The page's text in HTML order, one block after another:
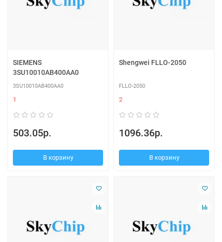
SIEMENS
3SU10010AB400AA0
3SU10010AB400AA0
1
503.05р.
В корзину
Shengwei FLLO-2050
FLLO-2050
2
1096.36р.
В корзину